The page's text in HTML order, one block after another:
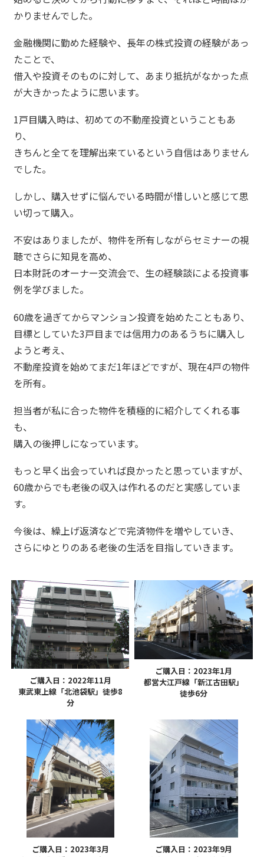
かりませんでした。
金融機関に勤めた経験や、長年の株式投資の経験があっ
たことで、
借入や投資そのものに対して、あまり抵抗がなかった点
が大きかったように思います。
1戸目購入時は、初めての不動産投資ということもあ
り、
きちんと全てを理解出来ているという自信はありません
でした。
しかし、購入せずに悩んでいる時間が惜しいと感じて思
い切って購入。
不安はありましたが、物件を所有しながらセミナーの視
聴でさらに知見を高め、
日本財託のオーナー交流会で、生の経験談による投資事
例を学びました。
60歳を過ぎてからマンション投資を始めたこともあり、
目標としていた3戸目までは信用力のあるうちに購入し
ようと考え、
不動産投資を始めてまだ1年ほどですが、現在4戸の物件
を所有。
担当者が私に合った物件を積極的に紹介してくれる事
も、
購入の後押しになっています。
もっと早く出会っていれば良かったと思っていますが、
60歳からでも老後の収入は作れるのだと実感していま
す。
今後は、繰上げ返済などで完済物件を増やしていき、
さらにゆとりのある老後の生活を目指していきます。
ご購入日：2022年11月
東武東上線「北池袋駅」徒歩8
分
ご購入日：2023年1月
都営大江戸線「新江古田駅」
徒歩6分
ご購入日：2023年3月
ご購入日：2023年9月